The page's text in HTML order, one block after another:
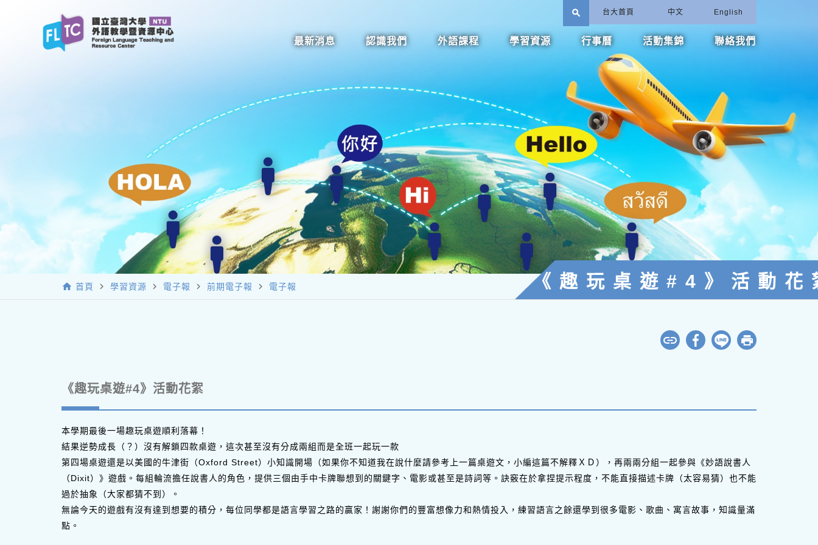
台大首頁
search 中文 English
最新消息 認識我們 外語課程 學習資源 行事曆 活動集錦 聯絡我們
《趣玩桌遊#4》活動花
home 首頁 navigate_next 學習資源 navigate_next 電子報 navigate_next 前期電子報 navigate_next 電子報
《趣玩桌遊#4》活動花絮
本學期最後一場趣玩桌遊順利落幕！
結果逆勢成長（？）沒有解鎖四款桌遊，這次甚至沒有分成兩組而是全班一起玩一款
第四場桌遊還是以美國的牛津街（Oxford Street）小知識開場（如果你不知道我在說什麼請參考上一篇桌遊文，小編這篇不解釋ＸＤ），再兩兩分組一起參與《妙語說書人
（Dixit）》遊戲。每組輪流擔任說書人的角色，提供三個由手中卡牌聯想到的關鍵字、電影或甚至是詩詞等。訣竅在於拿捏提示程度，不能直接描述卡牌（太容易猜）也不能
過於抽象（大家都猜不到）。
無論今天的遊戲有沒有達到想要的積分，每位同學都是語言學習之路的贏家！謝謝你們的豐富想像力和熱情投入，練習語言之餘還學到很多電影、歌曲、寓言故事，知識量滿
點。